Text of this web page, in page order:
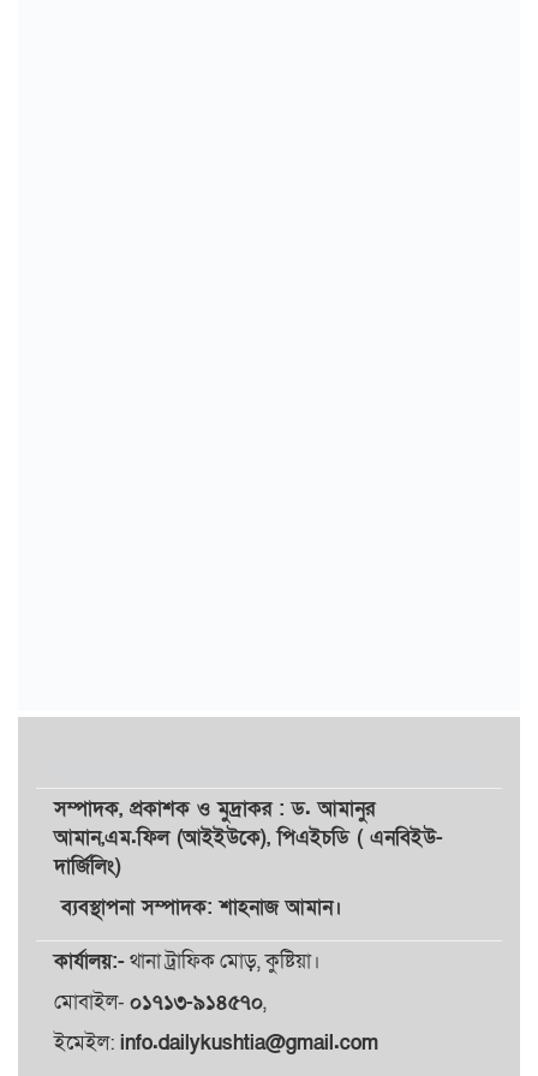
সম্পাদক, প্রকাশকওমুদ্রাকর: ড. আমানুর
আমান,এম.ফিল (আইইউকে), পিএইচডি ( এনবিইউ-
দার্জিলিং)
ব্যবস্থাপনা সম্পাদক: শাহনাজ আমান।
কার্যালয়:-থানা ট্রাফিক মোড়, কুষ্টিয়া।
মোবাইল- ০১৭১৩-৯১৪৫৭০,
ইমেইল: info.dailykushtia@gmail.com